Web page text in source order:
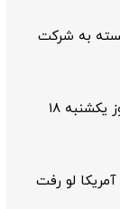
به شرکت
قیمت دلار و قیمت یورو امروز یکشنبه ۱۸
لو رفت